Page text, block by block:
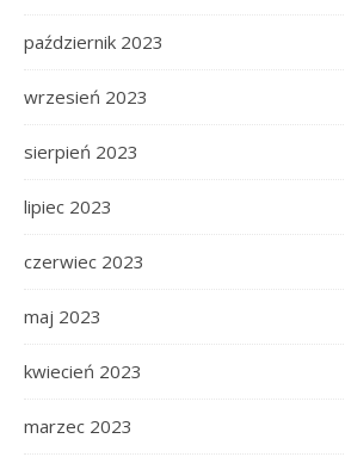
październik 2023
wrzesień 2023
sierpień 2023
lipiec 2023
czerwiec 2023
maj 2023
kwiecień 2023
marzec 2023